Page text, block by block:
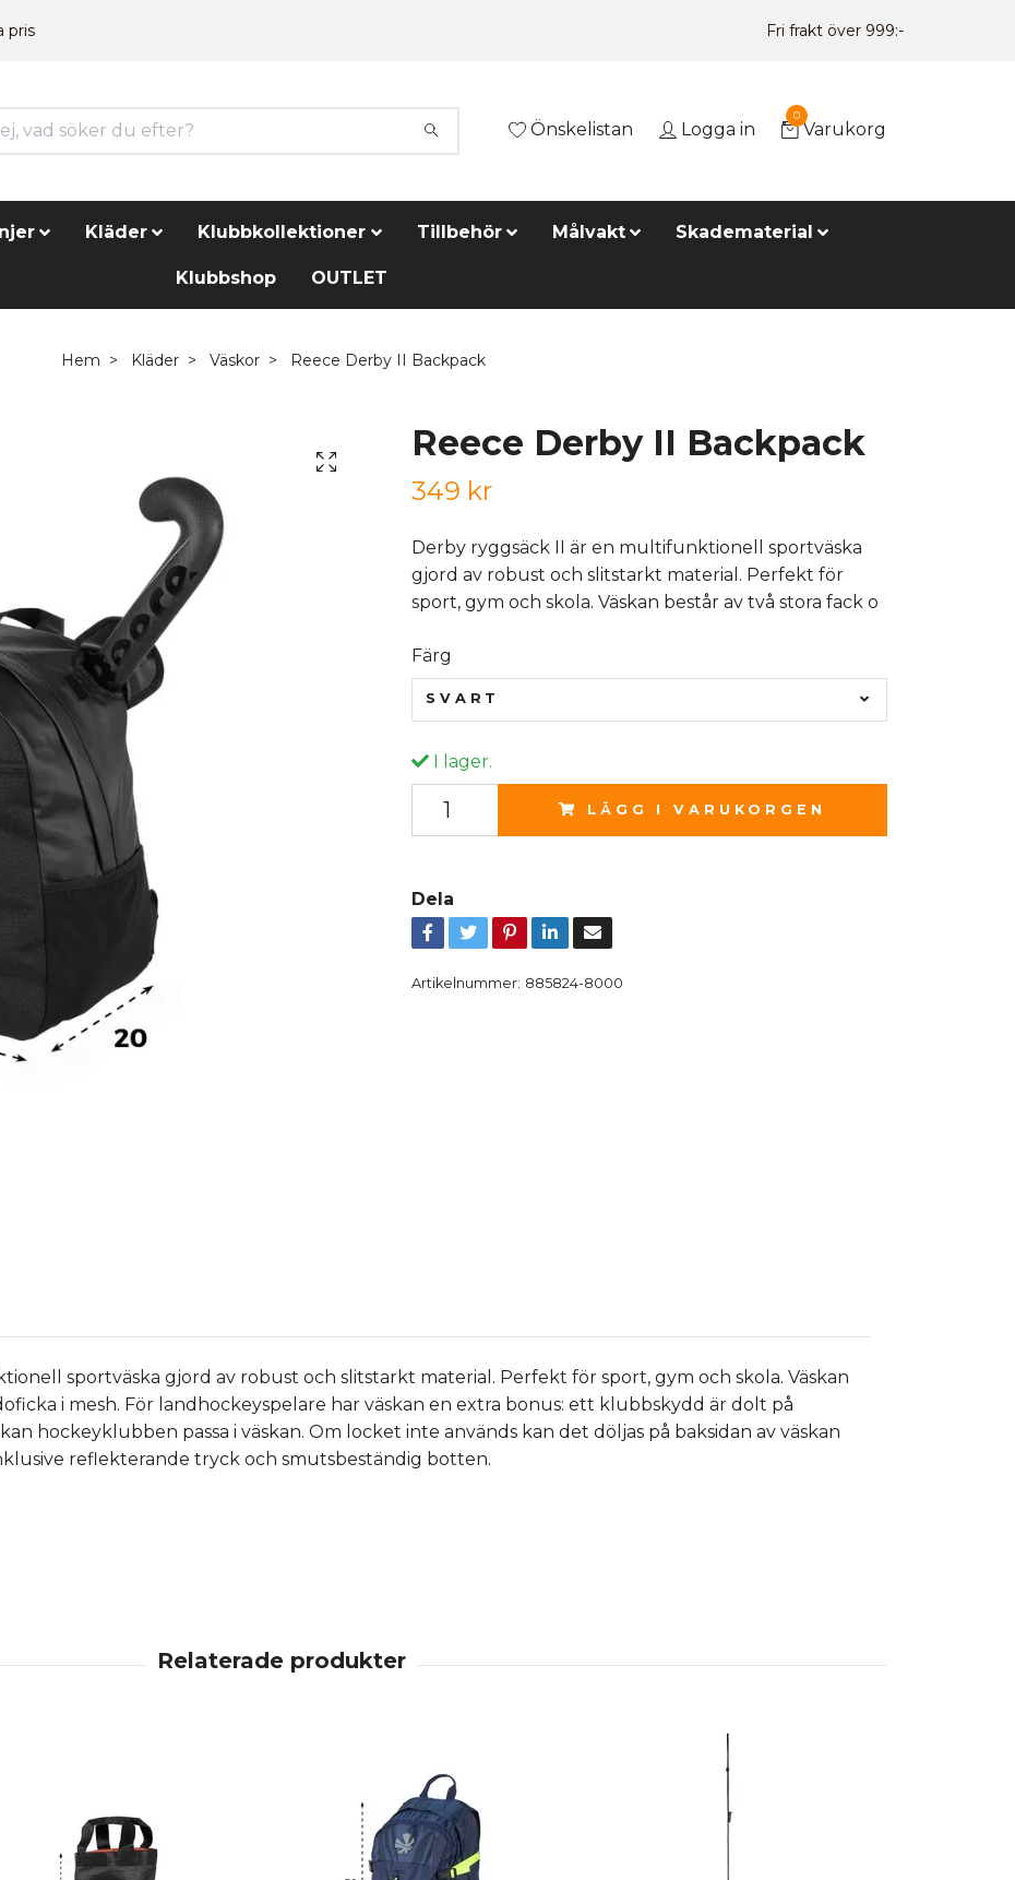
pris Fri frakt över 999:-
Önskelistan Logga in
0
Varukorg
Kläder Klubbkollektioner Tillbehör Målvakt Skadematerial
Klubbshop OUTLET
Hem Kläder Väskor Reece Derby II Backpack
Reece Derby II Backpack
349 kr
Derby ryggsäck II är en multifunktionell sportväska
gjord av robust och slitstarkt material. Perfekt för
sport, gym och skola. Väskan består av två stora fack o
Färg
SVART
I lager.
LÄGG I VARUKORGEN
Dela
Artikelnummer: 885824-8000
sportväska gjord av robust och slitstarkt material. Perfekt för sport, gym och skola. Väskan
i mesh. För landhockeyspelare har väskan en extra bonus: ett klubbskydd är dolt på
hockeyklubben passa i väskan. Om locket inte används kan det döljas på baksidan av väskan
reflekterande tryck och smutsbeständig botten.